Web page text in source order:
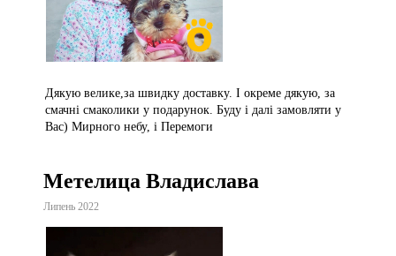
Дякую велике,за швидку доставку. І окреме дякую, за
смачні смаколики у подарунок. Буду і далі замовляти у
Вас) Мирного небу, і Перемоги
Метелица Владислава
Липень 2022